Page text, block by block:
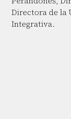
Directora de la
Integrativa.